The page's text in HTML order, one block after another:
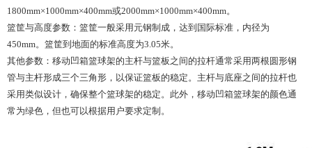
1800mm×1000mm×400mm或2000mm×1000mm×400mm。
篮筐与高度参数：篮筐一般采用元钢制成，达到国际标准，内径为
450mm。篮筐到地面的标准高度为3.05米。
其他参数： 移动凹箱篮球架的主杆与篮板之间的拉杆通常采用两根圆形钢
管与主杆形成三个三角形，以保证篮板的稳定。主杆与底座之间的拉杆也
采用类似设计，确保整个篮球架的稳定。此外，移动凹箱篮球架的颜色通
常为绿色，但也可以根据用户要求定制。